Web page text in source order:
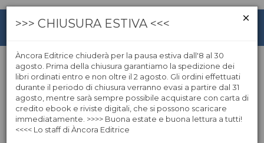
Papa Leone XIV
Libri dell'autore
>>> CHIUSURA ESTIVA <<<
Àncora Editrice chiuderà per la pausa estiva dall'8 al 30
agosto. Prima della chiusura garantiamo la spedizione dei
libri ordinati entro e non oltre il 2 agosto. Gli ordini effettuati
durante il periodo di chiusura verranno evasi a partire dal 31
agosto, mentre sarà sempre possibile acquistare con carta di
credito ebook e riviste digitali, che si possono scaricare
immediatamente. >>>> Buona estate e buona lettura a tutti!
<<<< Lo staff di Àncora Editrice